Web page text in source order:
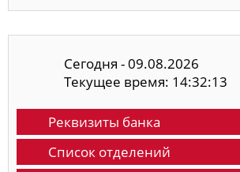
Сегодня - 09.08.2026
Текущее время: 14:32:14
Реквизиты банка
Список отделений